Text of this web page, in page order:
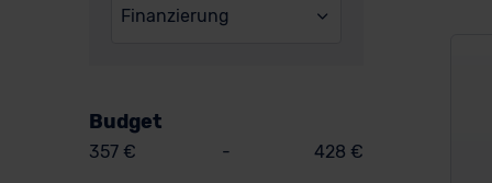
Finanzierung
Budget
357 € - 428 €